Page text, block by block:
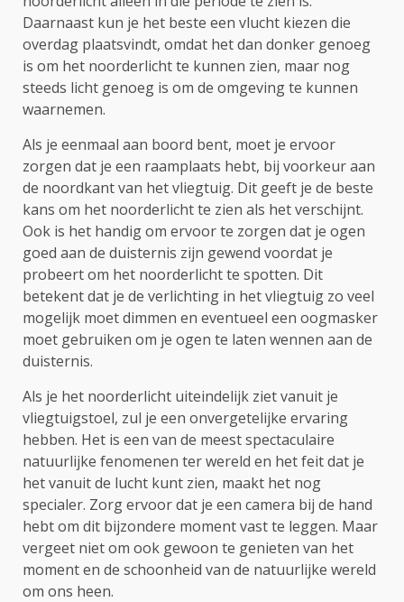
Daarnaast kun je het beste een vlucht kiezen die
overdag plaatsvindt, omdat het dan donker genoeg
is om het noorderlicht te kunnen zien, maar nog
steeds licht genoeg is om de omgeving te kunnen
waarnemen.
Als je eenmaal aan boord bent, moet je ervoor
zorgen dat je een raamplaats hebt, bij voorkeur aan
de noordkant van het vliegtuig. Dit geeft je de beste
kans om het noorderlicht te zien als het verschijnt.
Ook is het handig om ervoor te zorgen dat je ogen
goed aan de duisternis zijn gewend voordat je
probeert om het noorderlicht te spotten. Dit
betekent dat je de verlichting in het vliegtuig zo veel
mogelijk moet dimmen en eventueel een oogmasker
moet gebruiken om je ogen te laten wennen aan de
duisternis.
Als je het noorderlicht uiteindelijk ziet vanuit je
vliegtuigstoel, zul je een onvergetelijke ervaring
hebben. Het is een van de meest spectaculaire
natuurlijke fenomenen ter wereld en het feit dat je
het vanuit de lucht kunt zien, maakt het nog
specialer. Zorg ervoor dat je een camera bij de hand
hebt om dit bijzondere moment vast te leggen. Maar
vergeet niet om ook gewoon te genieten van het
moment en de schoonheid van de natuurlijke wereld
om ons heen.